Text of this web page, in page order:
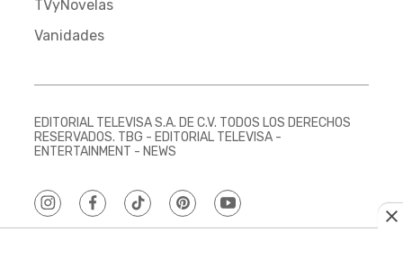
TVyNovelas
Vanidades
EDITORIAL TELEVISA S.A. DE C.V. TODOS LOS DERECHOS
RESERVADOS. TBG - EDITORIAL TELEVISA -
ENTERTAINMENT - NEWS
instagramfacebooktiktokpinterestyoutube